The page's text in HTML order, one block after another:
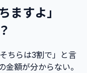
ますよ」
ちらは3割で」と言
金額が分からない。